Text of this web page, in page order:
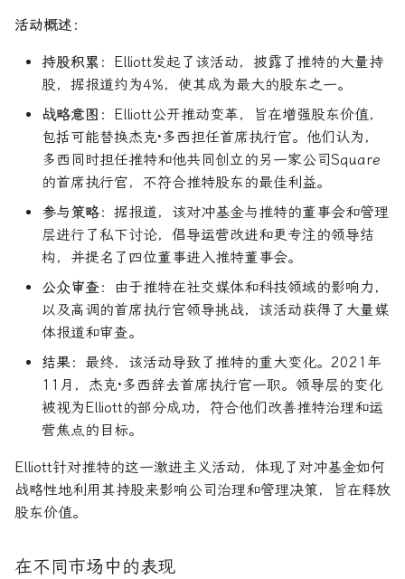
活动概述：
持股积累 ：Elliott发起了该活动，披露了推特的大量持
股，据报道约为4%，使其成为最大的股东之一。
战略意图 ：Elliott公开推动变革，旨在增强股东价值，
包括可能替换杰克·多西担任首席执行官。他们认为，
多西同时担任推特和他共同创立的另一家公司Square
的首席执行官，不符合推特股东的最佳利益。
参与策略：据报道，该对冲基金与推特的董事会和管理
层进行了私下讨论，倡导运营改进和更专注的领导结
构，并提名了四位董事进入推特董事会。
公众审查 ：由于推特在社交媒体和科技领域的影响力，
以及高调的首席执行官领导挑战，该活动获得了大量媒
体报道和审查。
结果：最终，该活动导致了推特的重大变化。2021年
11月，杰克·多西辞去首席执行官一职。领导层的变化
被视为Elliott的部分成功，符合他们改善推特治理和运
营焦点的目标。
Elliott针对推特的这一激进主义活动，体现了对冲基金如何
战略性地利用其持股来影响公司治理和管理决策，旨在释放
股东价值。
在不同市场中的表现